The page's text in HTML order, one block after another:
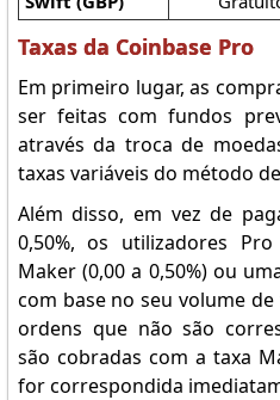
Taxas da Coinbase Pro
Em primeiro lugar, as
ser feitas com fundos
através da troca de
taxas variáveis do método
Além disso, em vez de
0,50%, os utilizadores
Maker (0,00 a 0,50%) ou
com base no seu volume
ordens que não são
são cobradas com a taxa
for correspondida